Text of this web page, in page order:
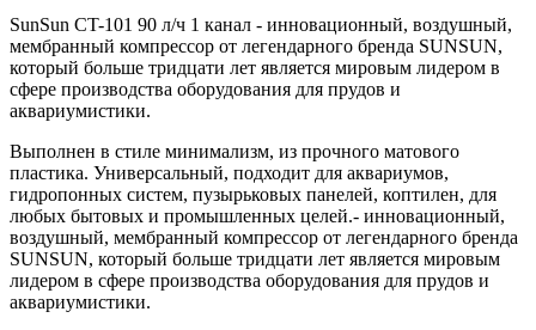
SunSun CT-101 90 л/ч 1 канал - инновационный, воздушный,
мембранный компрессор от легендарного бренда SUNSUN,
который больше тридцати лет является мировым лидером в
сфере производства оборудования для прудов и
аквариумистики.
Выполнен в стиле минимализм, из прочного матового
пластика. Универсальный, подходит для аквариумов,
гидропонных систем, пузырьковых панелей, коптилен, для
любых бытовых и промышленных целей.- инновационный,
воздушный, мембранный компрессор от легендарного бренда
SUNSUN, который больше тридцати лет является мировым
лидером в сфере производства оборудования для прудов и
аквариумистики.